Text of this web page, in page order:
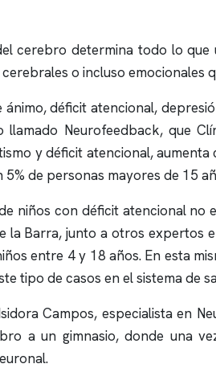
cerebro determina todo lo
o incluso emocionales
ánimo, déficit atencional,
llamado Neurofeedback, que
y déficit atencional,
5% de personas mayores de 15
niños con déficit atencional no
la Barra, junto a otros expertos
entre 4 y 18 años. En esta
tipo de casos en el sistema de
Campos, especialista en
a un gimnasio, donde una